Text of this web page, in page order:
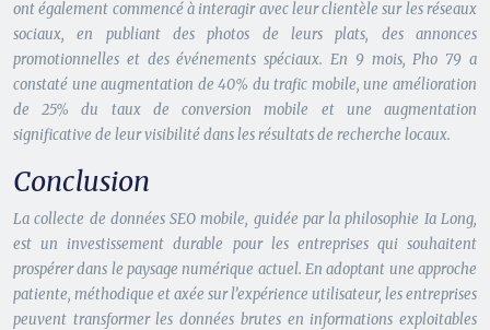
ont également commencé à interagir avec leur clientèle sur les réseaux
sociaux, en publiant des photos de leurs plats, des annonces
promotionnelles et des événements spéciaux. En 9 mois, Pho 79 a
constaté une augmentation de 40% du trafic mobile, une amélioration
de 25% du taux de conversion mobile et une augmentation
significative de leur visibilité dans les résultats de recherche locaux.
Conclusion
La collecte de données SEO mobile, guidée par la philosophie Ia Long,
est un investissement durable pour les entreprises qui souhaitent
prospérer dans le paysage numérique actuel. En adoptant une approche
patiente, méthodique et axée sur l’expérience utilisateur, les entreprises
peuvent transformer les données brutes en informations exploitables